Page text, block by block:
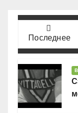
Последнее